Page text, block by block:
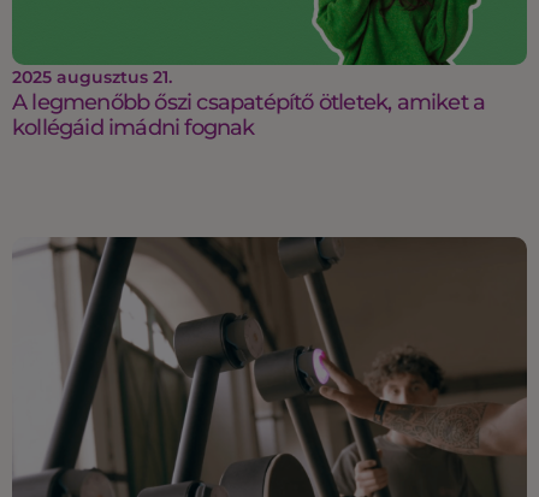
2025 augusztus 21.
A legmenőbb őszi csapatépítő ötletek, amiket a
kollégáid imádni fognak